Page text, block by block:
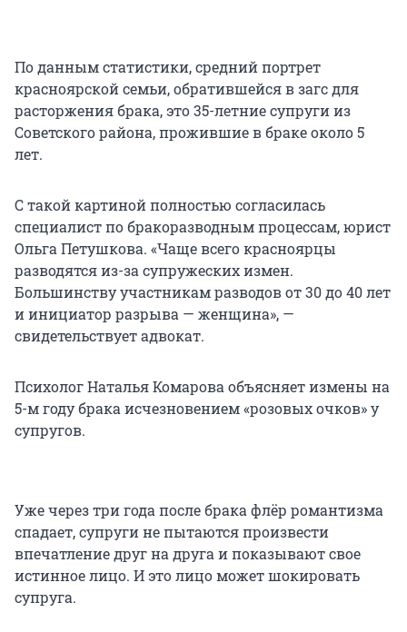
По данным статистики, средний портрет
красноярской семьи, обратившейся в загс для
расторжения брака, это 35-летние супруги из
Советского района, прожившие в браке около 5
лет.
С такой картиной полностью согласилась
специалист по бракоразводным процессам, юрист
Ольга Петушкова. «Чаще всего красноярцы
разводятся из-за супружеских измен.
Большинству участникам разводов от 30 до 40 лет
и инициатор разрыва — женщина», —
свидетельствует адвокат.
Психолог Наталья Комарова объясняет измены на
5-м году брака исчезновением «розовых очков» у
супругов.
Уже через три года после брака флёр романтизма
спадает, супруги не пытаются произвести
впечатление друг на друга и показывают свое
истинное лицо. И это лицо может шокировать
супруга.